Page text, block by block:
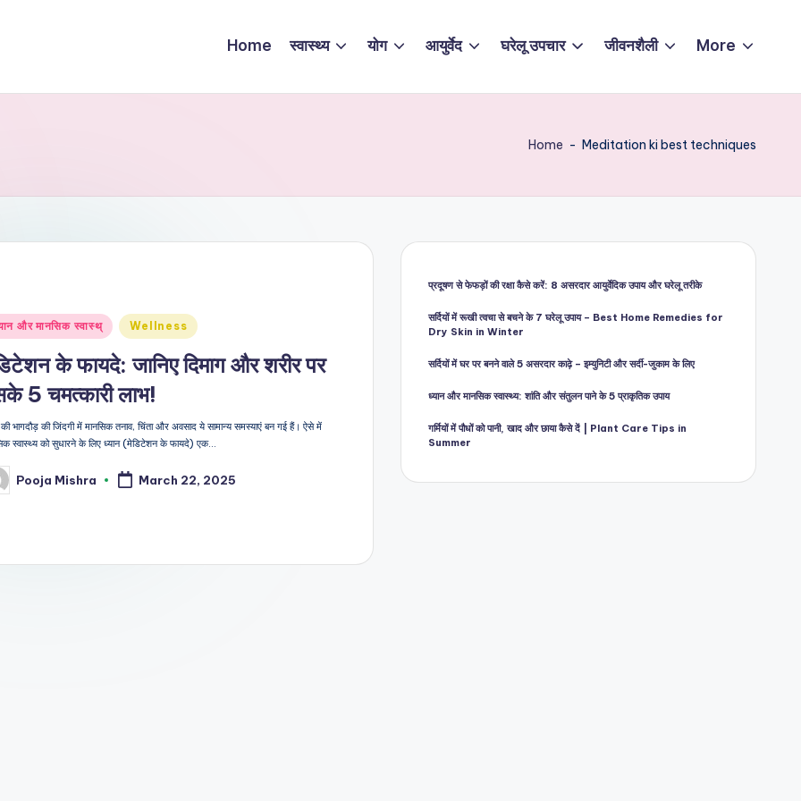
Home स्वास्थ्य योग आयुर्वेद घरेलू उपचार जीवनशैली More
Home - Meditation ki best techniques
और मानसिक स्वास्थ् Wellness
के फायदे: जानिए दिमाग और शरीर पर
5 चमत्कारी लाभ!
भागदौड़ की जिंदगी में मानसिक तनाव, चिंता और अवसाद ये सामान्य समस्याएं बन गई हैं। ऐसे में
स्वास्थ्य को सुधारने के लिए ध्यान (मेडिटेशन के फायदे) एक…
Pooja Mishra March 22, 2025
प्रदूषण से फेफड़ों की रक्षा कैसे करें: 8 असरदार आयुर्वेदिक उपाय और घरेलू तरीके
सर्दियों में रूखी त्वचा से बचने के 7 घरेलू उपाय – Best Home Remedies for
Dry Skin in Winter
सर्दियों में घर पर बनने वाले 5 असरदार काढ़े – इम्युनिटी और सर्दी-जुकाम के लिए
ध्यान और मानसिक स्वास्थ्य: शांति और संतुलन पाने के 5 प्राकृतिक उपाय
गर्मियों में पौधों को पानी, खाद और छाया कैसे दें | Plant Care Tips in
Summer